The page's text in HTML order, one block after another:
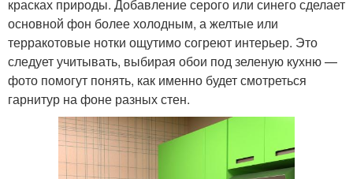
красках природы. Добавление серого или синего сделает
основной фон более холодным, а желтые или
терракотовые нотки ощутимо согреют интерьер. Это
следует учитывать, выбирая обои под зеленую кухню —
фото помогут понять, как именно будет смотреться
гарнитур на фоне разных стен.